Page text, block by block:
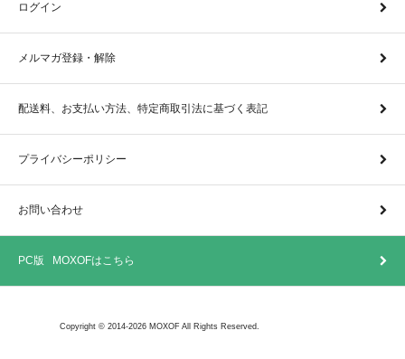
ログイン
メルマガ登録・解除
配送料、お支払い方法、特定商取引法に基づく表記
プライバシーポリシー
お問い合わせ
PC版 MOXOFはこちら
Copyright © 2014-2026 MOXOF All Rights Reserved.